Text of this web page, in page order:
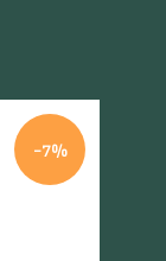
-7%